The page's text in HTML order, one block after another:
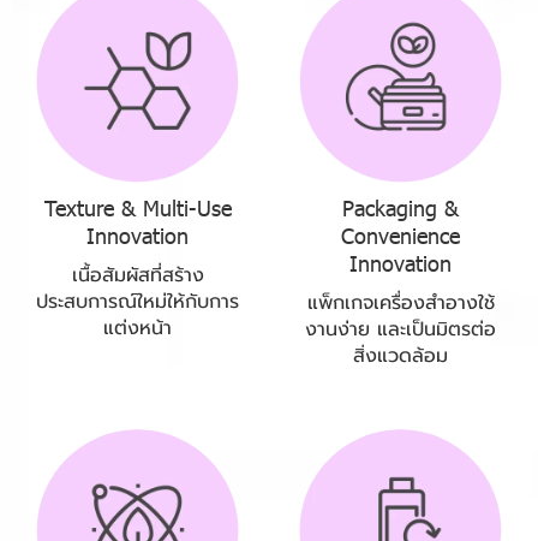
Texture & Multi-Use
Innovation
เนื้อสัมผัสที่สร้าง
ประสบการณ์ใหม่ให้กับการ
แต่งหน้า
Packaging &
Convenience
Innovation
แพ็กเกจเครื่องสำอางใช้
งานง่าย และเป็นมิตรต่อ
สิ่งแวดล้อม